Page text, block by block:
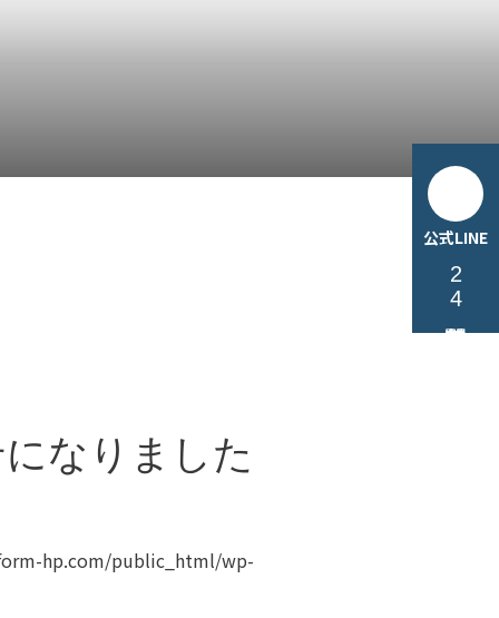
公式LINE
24時間無料相談受付中
なりました